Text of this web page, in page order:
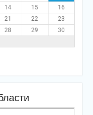
14 15
16
21 22
23
28 29
30